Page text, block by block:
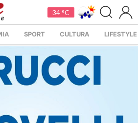
34 °C
SPORT CULTURA LIFESTYLE